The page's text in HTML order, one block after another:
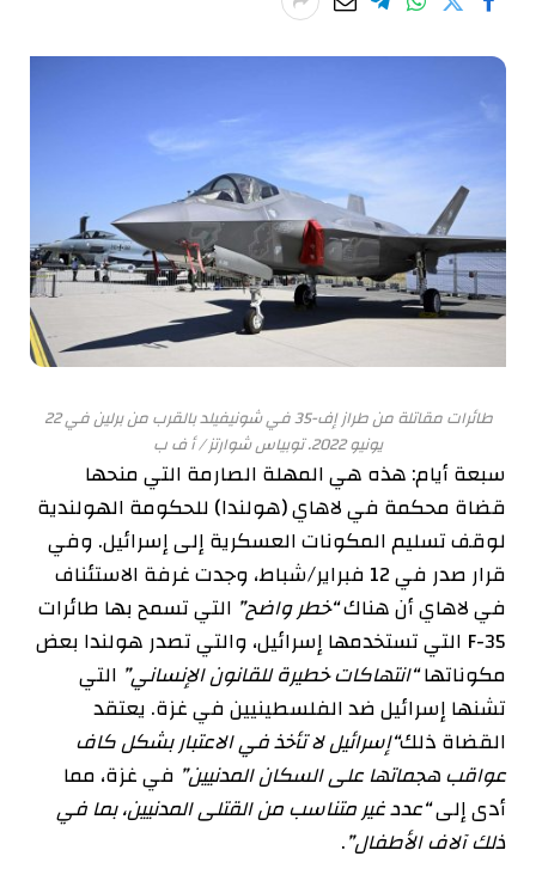
طائرات مقاتلة من طراز إف-35 في شونيفيلد بالقرب من برلين في 22
يونيو 2022.
توبياس شوارتز / أ ف ب
سبعة أيام: هذه هي المهلة الصارمة التي منحها
قضاة محكمة في لاهاي (هولندا) للحكومة الهولندية
لوقف تسليم المكونات العسكرية إلى إسرائيل. وفي
قرار صدر في 12 فبراير/شباط، وجدت غرفة الاستئناف
في لاهاي أن هناك“خطر واضح” التي تسمح بها طائرات
F-35 التي تستخدمها إسرائيل، والتي تصدر هولندا بعض
مكوناتها“انتهاكات خطيرة للقانون الإنساني” التي
تشنها إسرائيل ضد الفلسطينيين في غزة. يعتقد
القضاة ذلك“إسرائيل لا تأخذ في الاعتبار بشكل كاف
عواقب هجماتها على السكان المدنيين” في غزة، مما
أدى إلى“عدد غير متناسب من القتلى المدنيين، بما في
ذلك آلاف الأطفال”.